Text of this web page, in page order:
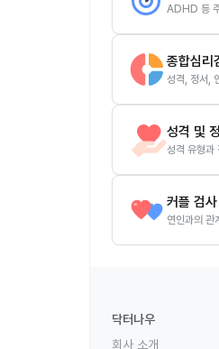
ADHD 등
종합심리
성격, 정서,
성격 및
성격 유형과
커플 검사
연인과의 관
닥터나우
회사 소개